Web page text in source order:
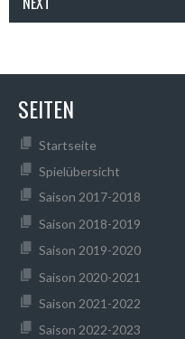
SEITEN
Startseite
Spielübersicht
Saison 2017-2018
Saison 2018-2019
Saison 2019-2020
Saison 2020-2021
Saison 2021-2022
Saison 2022-2023